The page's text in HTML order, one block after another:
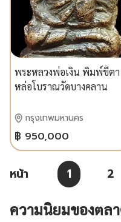
พระหลวงพ่อเงิน พิมพ์ขี้ตา
หล่อโบราณวัดบางคลาน
กรุงเทพมหานคร
฿ 950,000
หน้า 1 2
ความนิยมของตล